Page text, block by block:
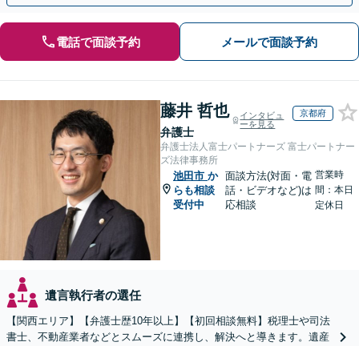
電話で面談予約 メールで面談予約
藤井 哲也
弁護士
インタビュ
ーを見る
京都府
弁護士法人富士パートナーズ 富士パートナー
ズ法律事務所
池田市 か
らも相談
受付中
面談方法(対面・電
話・ビデオなど)は
応相談
営業時
間：本日
定休日
遺言執行者の選任
【関西エリア】【弁護士歴10年以上】【初回相談無料】税理士や司法
書士、不動産業者などとスムーズに連携し、解決へと導きます。遺産